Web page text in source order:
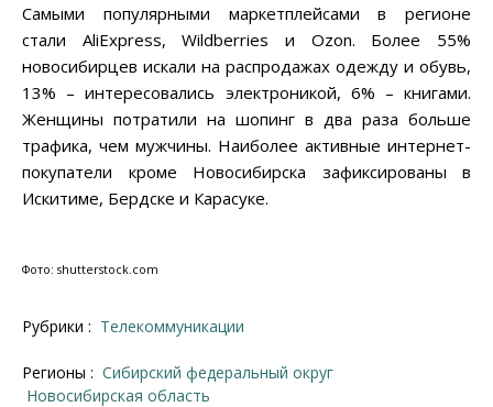
Самыми популярными маркетплейсами в регионе
стали AliExpress, Wildberries и Ozon. Более 55%
новосибирцев искали на распродажах одежду и обувь,
13% – интересовались электроникой, 6% – книгами.
Женщины потратили на шопинг в два раза больше
трафика, чем мужчины. Наиболее активные интернет-
покупатели кроме Новосибирска зафиксированы в
Искитиме, Бердске и Карасуке.
Фото: shutterstock.com
Рубрики : Телекоммуникации
Регионы :
Сибирский федеральный округ
Новосибирская область